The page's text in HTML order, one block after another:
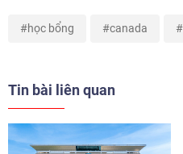
học bổng canada
Tin bài liên quan